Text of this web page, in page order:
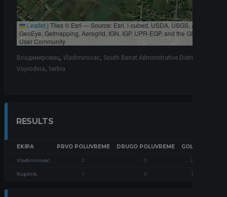
Leaflet | Tiles © Esri — Source: Esri, i-cubed, USDA, USGS, AEX,
GeoEye, Getmapping, Aerogrid, IGN, IGP, UPR-EGP, and the GIS
User Community
Владимировац, Vladimirovac, South Banat Administrative District,
Vojvodina, Serbia
RESULTS
EKIPA PRVO POLUVREME DRUGO POLUVREME GOLOVI
Vladimirovac 2 0 2
Kupinik 1 0 1